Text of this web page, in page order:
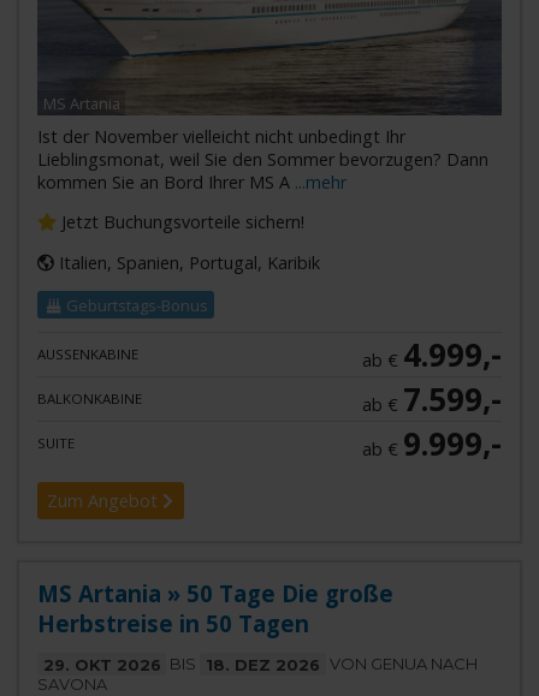
MS Artania
Ist der November vielleicht nicht unbedingt Ihr
Lieblingsmonat, weil Sie den Sommer bevorzugen? Dann
kommen Sie an Bord Ihrer MS A ...mehr
Jetzt Buchungsvorteile sichern!
Italien, Spanien, Portugal, Karibik
Geburtstags-Bonus
AUSSENKABINE ab € 4.999,-
BALKONKABINE ab € 7.599,-
SUITE ab € 9.999,-
Zum Angebot
MS Artania » 50 Tage Die große
Herbstreise in 50 Tagen
29. OKT 2026 BIS 18. DEZ 2026 VON GENUA NACH
SAVONA